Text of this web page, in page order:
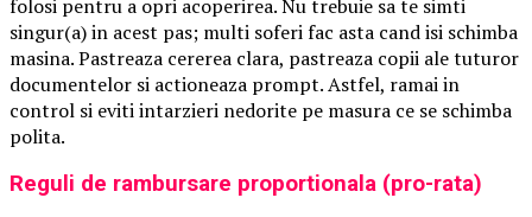
folosi pentru a opri acoperirea. Nu trebuie sa te simti
singur(a) in acest pas; multi soferi fac asta cand isi schimba
masina. Pastreaza cererea clara, pastreaza copii ale tuturor
documentelor si actioneaza prompt. Astfel, ramai in
control si eviti intarzieri nedorite pe masura ce se schimba
polita.
Reguli de rambursare proportionala (pro-rata)